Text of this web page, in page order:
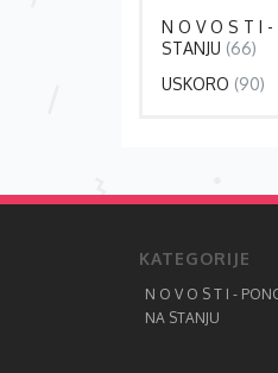
N O V O S T I
STANJU (66)
USKORO (90)
KATEGORIJE
N O V O S T I -
NA STANJU